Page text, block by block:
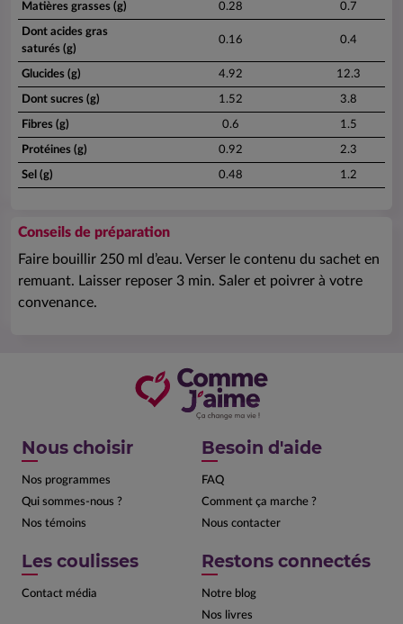
Matières grasses (g) 0.28 0.7
Dont acides gras
saturés (g)
0.16 0.4
Glucides (g) 4.92 12.3
Dont sucres (g) 1.52 3.8
Fibres (g) 0.6 1.5
Protéines (g) 0.92 2.3
Sel (g) 0.48 1.2
Conseils de préparation
Faire bouillir 250 ml d’eau. Verser le contenu du sachet en
remuant. Laisser reposer 3 min. Saler et poivrer à votre
convenance.
Nous choisir
Nos programmes
Qui sommes-nous ?
Nos témoins
Besoin d'aide
FAQ
Comment ça marche ?
Nous contacter
Les coulisses
Contact média
Restons connectés
Notre blog
Nos livres